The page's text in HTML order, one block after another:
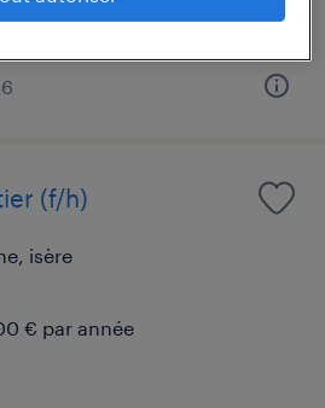
(f/h)
isère
€ par année